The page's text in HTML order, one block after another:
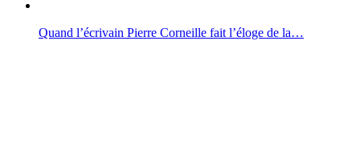
Quand l’écrivain Pierre Corneille fait l’éloge de la…